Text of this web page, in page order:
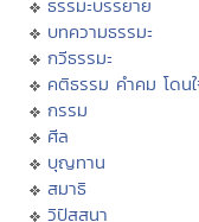
บทความธรรมะ
กวีธรรมะ
คติธรรม คำคม โดน
กรรม
ศีล
บุญทาน
สมาธิ
วิปัสสนา